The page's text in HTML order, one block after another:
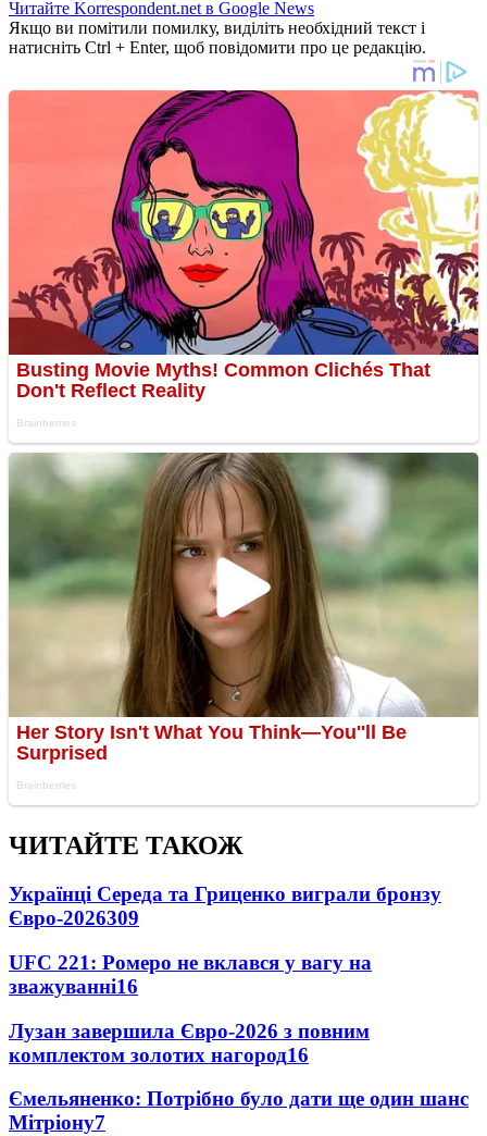
Читайте Korrespondent.net в Google News
Якщо ви помітили помилку, виділіть необхідний текст і
натисніть Ctrl + Enter, щоб повідомити про це редакцію.
ЧИТАЙТЕ ТАКОЖ
Українці Середа та Гриценко виграли бронзу
Євро-2026309
UFC 221: Ромеро не вклався у вагу на
зважуванні16
Лузан завершила Євро-2026 з повним
комплектом золотих нагород16
Ємельяненко: Потрібно було дати ще один шанс
Мітріону7